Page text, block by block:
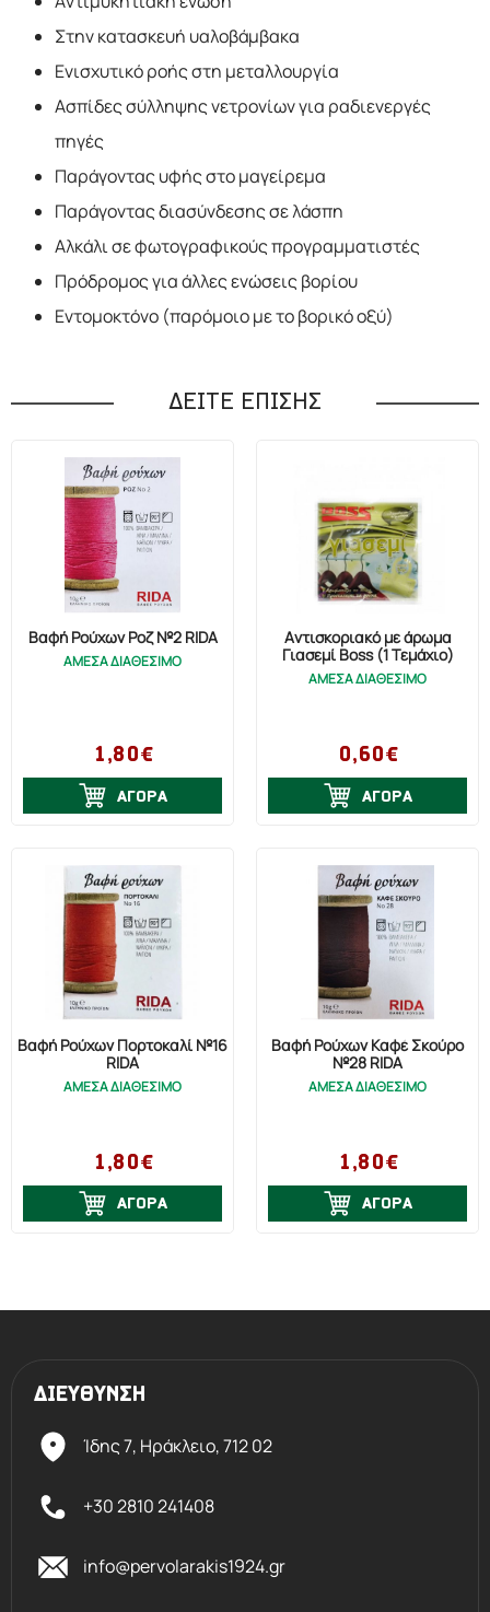
Στην κατασκευή υαλοβάμβακα
Ενισχυτικό ροής στη μεταλλουργία
Ασπίδες σύλληψης νετρονίων για ραδιενεργές
πηγές
Παράγοντας υφής στο μαγείρεμα
Παράγοντας διασύνδεσης σε λάσπη
Αλκάλι σε φωτογραφικούς προγραμματιστές
Πρόδρομος για άλλες ενώσεις βορίου
Εντομοκτόνο (παρόμοιο με το βορικό οξύ)
ΔΕΙΤΕ ΕΠΙΣΗΣ
Βαφή Ρούχων Ροζ №2 RIDA
ΑΜΕΣΑ ΔΙΑΘΕΣΙΜΟ
1,80€
ΑΓΟΡΑ
Αντισκοριακό με άρωμα
Γιασεμί Boss (1 Τεμάχιο)
ΑΜΕΣΑ ΔΙΑΘΕΣΙΜΟ
0,60€
ΑΓΟΡΑ
Βαφή Ρούχων Πορτοκαλί №16
RIDA
ΑΜΕΣΑ ΔΙΑΘΕΣΙΜΟ
1,80€
ΑΓΟΡΑ
Βαφή Ρούχων Καφέ Σκούρο
№28 RIDA
ΑΜΕΣΑ ΔΙΑΘΕΣΙΜΟ
1,80€
ΑΓΟΡΑ
ΔΙΕΥΘΥΝΣΗ
Ίδης 7, Ηράκλειο,712 02
+30 2810 241408
info@pervolarakis1924.gr